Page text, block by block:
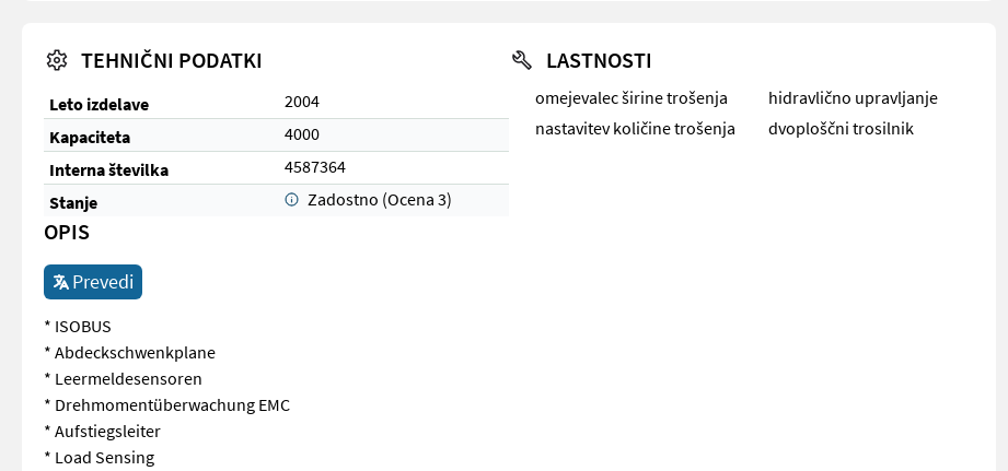
TEHNIČNI PODATKI
Leto izdelave
2004
Kapaciteta
4000
Interna številka
4587364
Stanje
Zadostno (Ocena 3)
LASTNOSTI
omejevalec širine trošenja
hidravlično upravljanje
nastavitev količine trošenja
dvoploščni trosilnik
OPIS
Prevedi
* ISOBUS
* Abdeckschwenkplane
* Leermeldesensoren
* Drehmomentüberwachung EMC
* Aufstiegsleiter
* Load Sensing